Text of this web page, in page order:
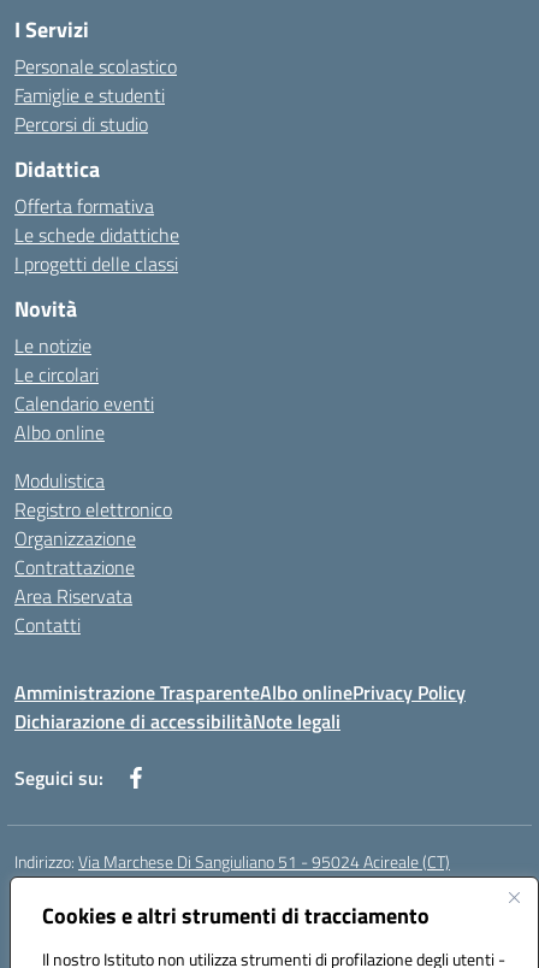
Cookies e altri strumenti di tracciamento
Il nostro Istituto non utilizza strumenti di profilazione degli utenti -
I Servizi
Personale scolastico
Famiglie e studenti
Percorsi di studio
Didattica
Offerta formativa
Le schede didattiche
I progetti delle classi
Novità
Le notizie
Le circolari
Calendario eventi
Albo online
Modulistica
Registro elettronico
Organizzazione
Contrattazione
Area Riservata
Contatti
Amministrazione TrasparenteAlbo onlinePrivacy Policy
Dichiarazione di accessibilitàNote legali
Seguici su:
Indirizzo:Via Marchese Di Sangiuliano 51 - 95024 Acireale (CT)
Centralino:
Posta elettronica certificata (PEC):ctic8at00b@pec.istruzione.it
Codice fiscale: 81001970870